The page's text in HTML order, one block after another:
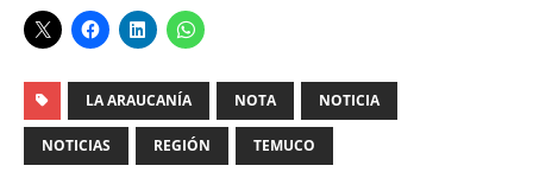
LA ARAUCANÍA NOTA NOTICIA
NOTICIAS REGIÓN TEMUCO